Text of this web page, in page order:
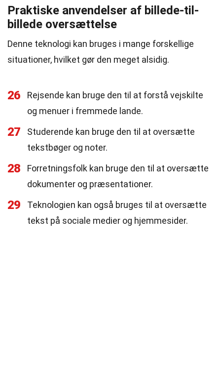
Praktiske anvendelser af billede-til-
billede oversættelse
Denne teknologi kan bruges i mange forskellige
situationer, hvilket gør den meget alsidig.
26
Rejsende kan bruge den til at forstå vejskilte
og menuer i fremmede lande.
27
Studerende kan bruge den til at oversætte
tekstbøger og noter.
28
Forretningsfolk kan bruge den til at oversætte
dokumenter og præsentationer.
29
Teknologien kan også bruges til at oversætte
tekst på sociale medier og hjemmesider.